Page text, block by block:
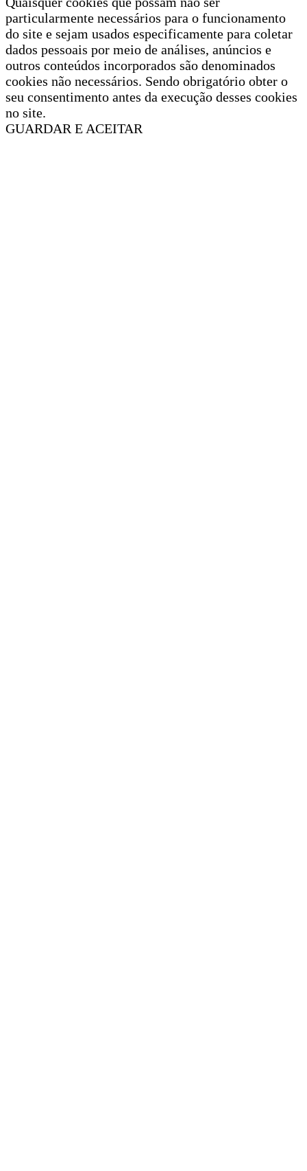
particularmente necessários para o funcionamento
do site e sejam usados especificamente para coletar
dados pessoais por meio de análises, anúncios e
outros conteúdos incorporados são denominados
cookies não necessários. Sendo obrigatório obter o
seu consentimento antes da execução desses cookies
no site.
GUARDAR E ACEITAR